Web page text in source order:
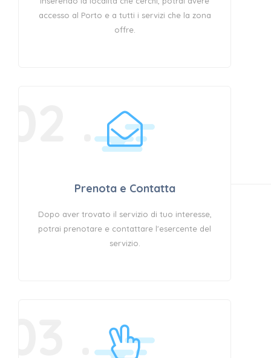
CHE CERCHI
accesso al Porto e a tutti i servizi che la zona
offre.
Prenota e Contatta
Dopo aver trovato il servizio di tuo interesse,
potrai prenotare e contattare l'esercente del
servizio.